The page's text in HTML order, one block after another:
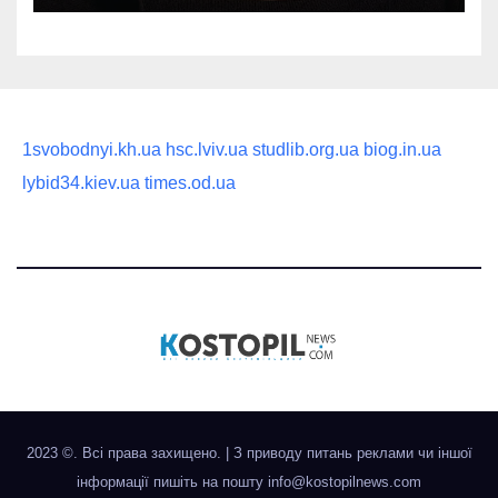
1svobodnyi.kh.ua hsc.lviv.ua studlib.org.ua biog.in.ua
lybid34.kiev.ua times.od.ua
2023 ©. Всі права захищено. | З приводу питань реклами чи іншої
інформації пишіть на пошту info@kostopilnews.com